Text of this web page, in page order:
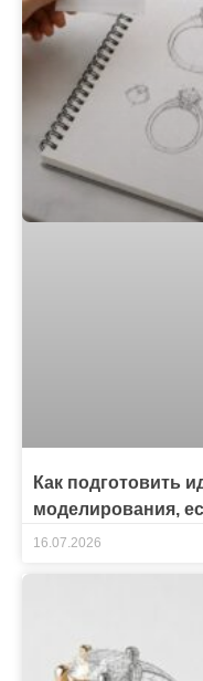
Как подготовить
моделирования,
16.07.2026